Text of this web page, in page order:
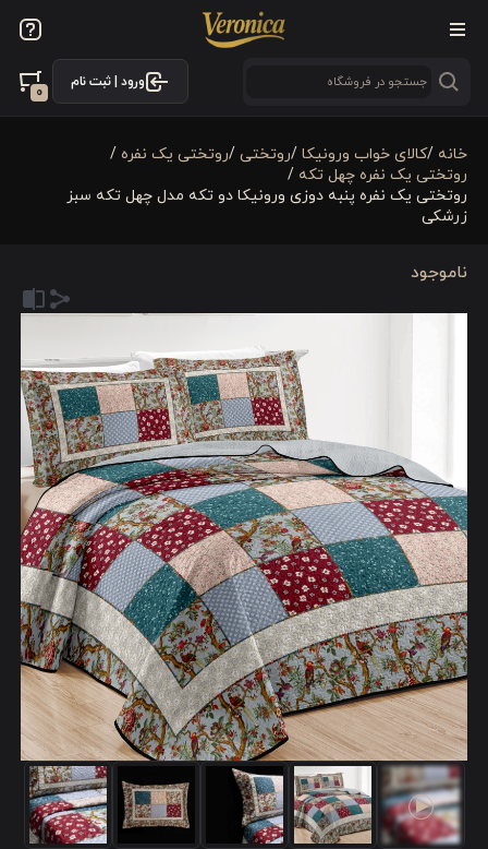
ورود | ثبت نام
0
خانه /کالای خواب ورونیکا /روتختی /روتختی یک نفره /
روتختی یک نفره چهل تکه /
روتختی یک نفره پنبه دوزی ورونیکا دو تکه مدل چهل تکه سبز
زرشکی
ناموجود